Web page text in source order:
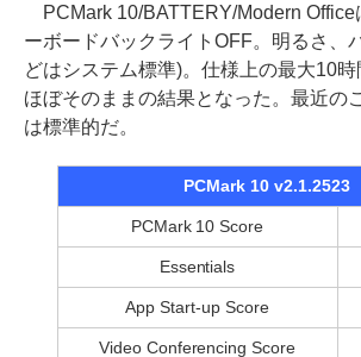
PCMark 10/BATTERY/Modern Office
ーボードバックライトOFF。明るさ、
どはシステム標準)。仕様上の最大10時
ほぼそのままの結果となった。最近の
は標準的だ。
PCMark 10 v2.1.2523
PCMark 10 Score
Essentials
App Start-up Score
Video Conferencing Score